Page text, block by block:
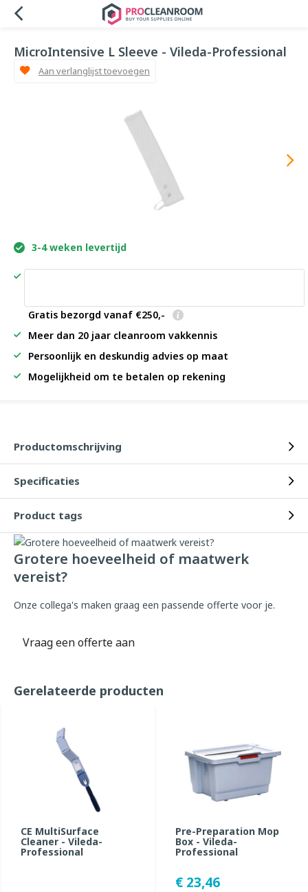
MicroIntensive L Sleeve - Vileda-Professional
Aan verlanglijst toevoegen
3-4 weken levertijd
Gratis bezorgd vanaf €250,-
Meer dan 20 jaar cleanroom vakkennis
Persoonlijk en deskundig advies op maat
Mogelijkheid om te betalen op rekening
Productomschrijving
Specificaties
Product tags
Grotere hoeveelheid of maatwerk
vereist?
Onze collega's maken graag een passende offerte voor je.
Vraag een offerte aan
Gerelateerde producten
CE MultiSurface
Cleaner - Vileda-
Professional
Pre-Preparation Mop
Box - Vileda-
Professional
€ 23,46